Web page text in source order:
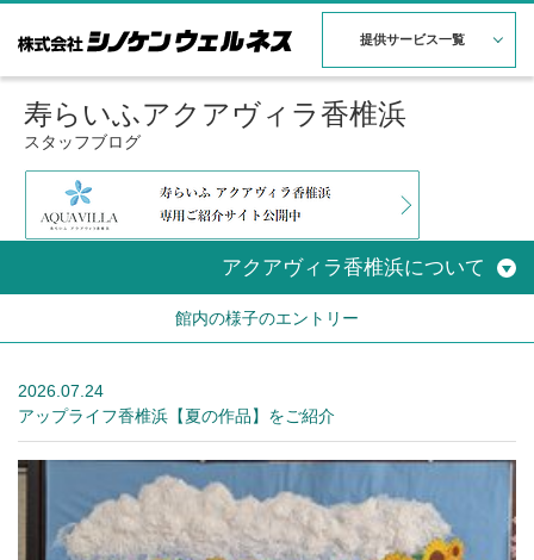
提供サービス一覧
寿らいふアクアヴィラ香椎浜
スタッフブログ
アクアヴィラ香椎浜について
館内の様子のエントリー
2026.07.24
アップライフ香椎浜【夏の作品】をご紹介